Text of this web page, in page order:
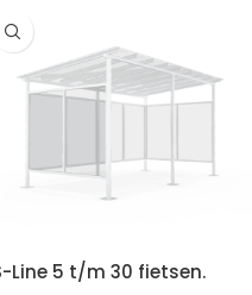
Line 5 t/m 30 fietsen.